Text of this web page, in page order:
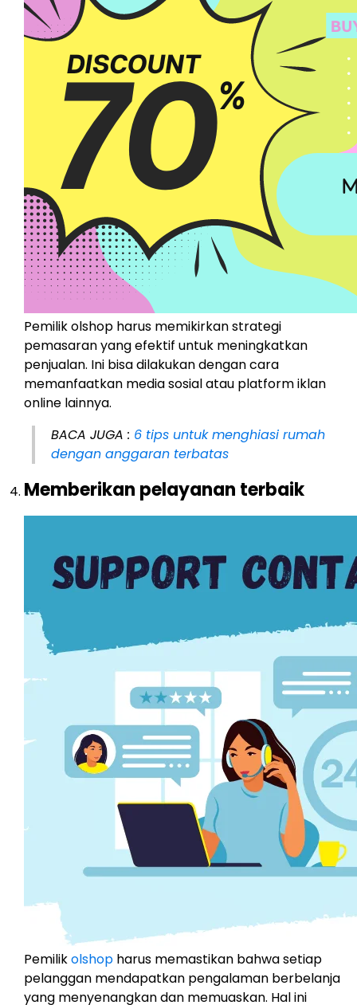
Pemilik olshop harus memikirkan strategi
pemasaran yang efektif untuk meningkatkan
penjualan. Ini bisa dilakukan dengan cara
memanfaatkan media sosial atau platform iklan
online lainnya.
BACA JUGA : 6 tips untuk menghiasi rumah
dengan anggaran terbatas
Memberikan pelayanan terbaik
Pemilikolshop harus memastikan bahwa setiap
pelanggan mendapatkan pengalaman berbelanja
yang menyenangkan dan memuaskan. Hal ini